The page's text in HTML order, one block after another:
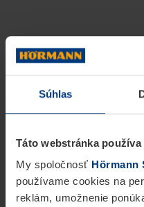
Súhlas
Táto webstránka
My spoločnosť Hörmann
používame cookies na
reklám, umožnenie